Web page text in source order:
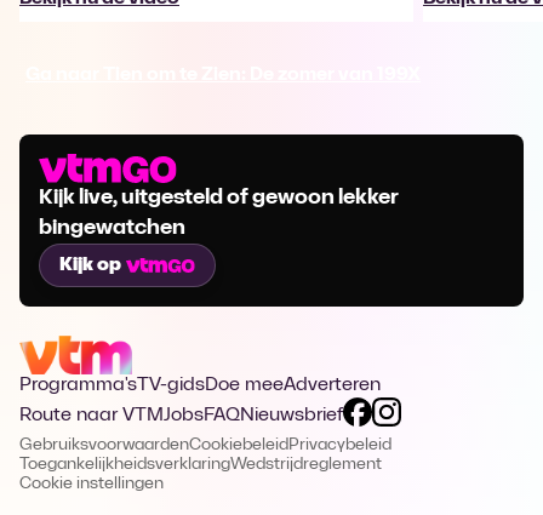
Kijk live, uitgesteld of gewoon lekker
bingewatchen
Kijk op
Programma's TV-gidsDoe meeAdverteren
Route naar VTMJobsFAQNieuwsbrief
GebruiksvoorwaardenCookiebeleid Privacybeleid
ToegankelijkheidsverklaringWedstrijdreglement
Cookie instellingen